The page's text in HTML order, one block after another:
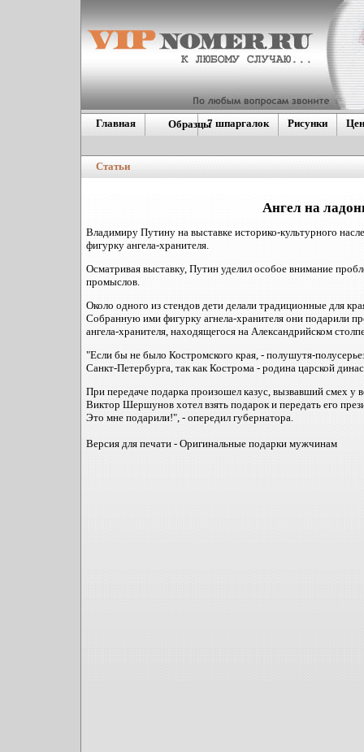
Образцы
Европейские
номера
Главная 7 шпаргалок Рисунки
Статьи
Ангел на
Владимиру Путину на выставке историко-культурного
фигурку ангела-хранителя.
Осматривая выставку, Путин уделил особое внимание
промыслов.
Около одного из стендов дети делали традиционные для
Собранную ими фигурку агнела-хранителя они подарили
ангела-хранителя, находящегося на Александрийском
"Если бы не было Костромского края, - полушутя-
Санкт-Петербурга, так как Кострома - родина царской
При передаче подарка произошел казус, вызвавший смех у
Виктор Шершунов хотел взять подарок и передать его
Это мне подарили!", - опередил губернатора.
Версия для печати - Оригинальные подарки мужчинам